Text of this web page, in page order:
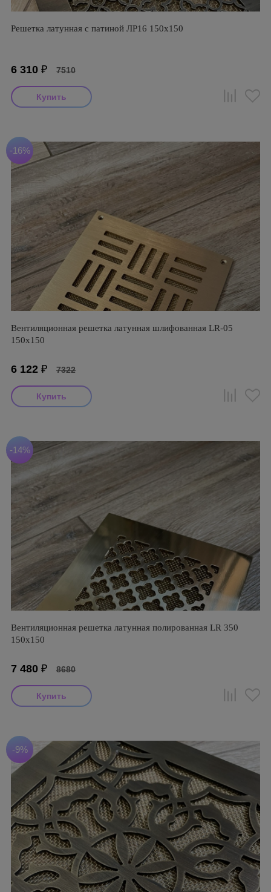
Решетка латунная с патиной ЛР16 150х150
6 310 ₽ 7510
-16%
Вентиляционная решетка латунная шлифованная LR-05
150х150
6 122 ₽ 7322
-14%
Вентиляционная решетка латунная полированная LR 350
150х150
7 480 ₽ 8680
-9%